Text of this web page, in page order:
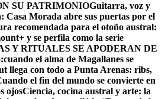
SU PATRIMONIOGuitarra, voz y
Casa Morada abre sus puertas por el
recomendada para el otoño austral:
y se perfila como la serie
Y RITUALES SE APODERAN DE
el alma de Magallanes se
llega con todo a Punta Arenas: ribs,
el fin del mundo se convierte en
ojosCiencia, cocina austral y arte: la